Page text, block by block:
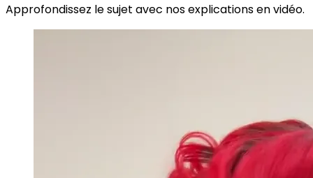
Approfondissez le sujet avec nos explications en vidéo.